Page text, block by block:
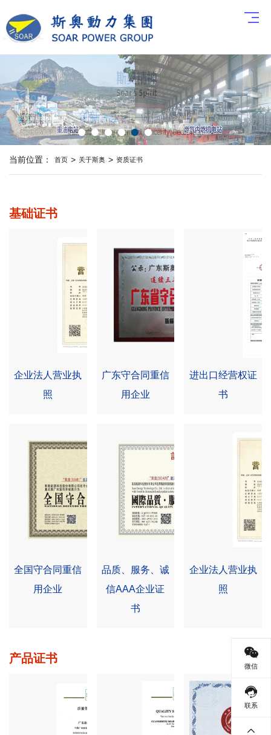
当前位置： 首页 > 关于斯奥 > 资质证书
基础证书
alt="企业法人营业执照">
企业法人营业执
照
alt="广东守合同重信用企业">
广东守合同重信
用企业
alt="进出口经营权
进出口经营权证
书
alt="全国守合同重信用企业">
全国守合同重信
用企业
alt="品质、服务、诚信AAA企业证书">
品质、服务、诚
信AAA企业证
书
alt="企业法人营业
企业法人营业执
照
产品证书
微信
联系